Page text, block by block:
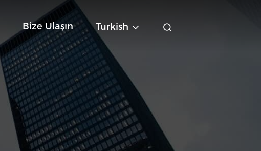
Bize Ulaşın Turkish